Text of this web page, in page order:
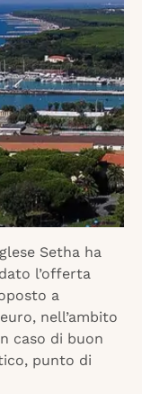
Setha ha
l’offerta
a
nell’ambito
caso di buon
punto di